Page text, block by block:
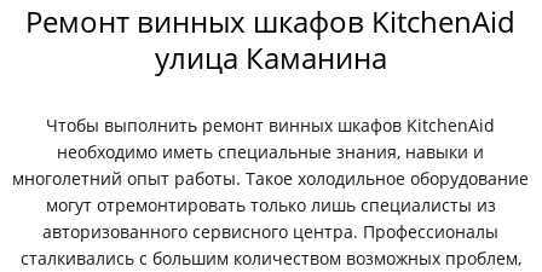
Ремонт винных шкафов KitchenAid
улица Каманина
Чтобы выполнить ремонт винных шкафов KitchenAid
необходимо иметь специальные знания, навыки и
многолетний опыт работы. Такое холодильное оборудование
могут отремонтировать только лишь специалисты из
авторизованного сервисного центра. Профессионалы
сталкивались с большим количеством возможных проблем,